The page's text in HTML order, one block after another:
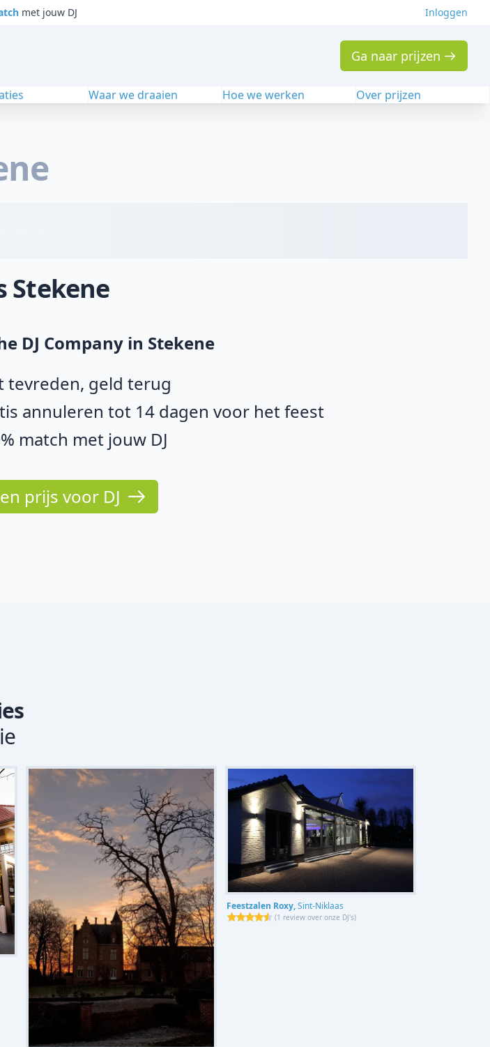
met jouw DJ Inloggen
Ga naar prijzen
Waar we draaien Hoe we werken Over prijzen
Stekene
DJ Company in Stekene
tevreden, geld terug
annuleren tot 14 dagen voor het feest
match met jouw DJ
prijs voor DJ
Feestzalen Roxy,Sint-Niklaas
(1 review over onze DJ's)